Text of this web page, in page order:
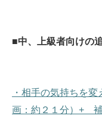
■中、上級者向けの
・相手の気持ちを
画：約２１分）+ 補